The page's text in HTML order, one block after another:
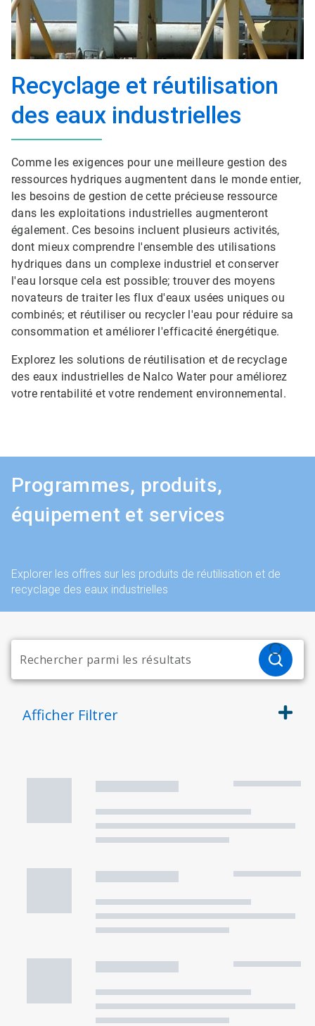
Recyclage et réutilisation
des eaux industrielles
Comme les exigences pour une meilleure gestion des
ressources hydriques augmentent dans le monde entier,
les besoins de gestion de cette précieuse ressource
dans les exploitations industrielles augmenteront
également. Ces besoins incluent plusieurs activités,
dont mieux comprendre l'ensemble des utilisations
hydriques dans un complexe industriel et conserver
l'eau lorsque cela est possible; trouver des moyens
novateurs de traiter les flux d'eaux usées uniques ou
combinés; et réutiliser ou recycler l'eau pour réduire sa
consommation et améliorer l'efficacité énergétique.
Explorez les solutions de réutilisation et de recyclage
des eaux industrielles de Nalco Water pour améliorez
votre rentabilité et votre rendement environnemental.
Programmes, produits,
équipement et services
Explorer les offres sur les produits de réutilisation et de
recyclage des eaux industrielles
Afficher Filtrer